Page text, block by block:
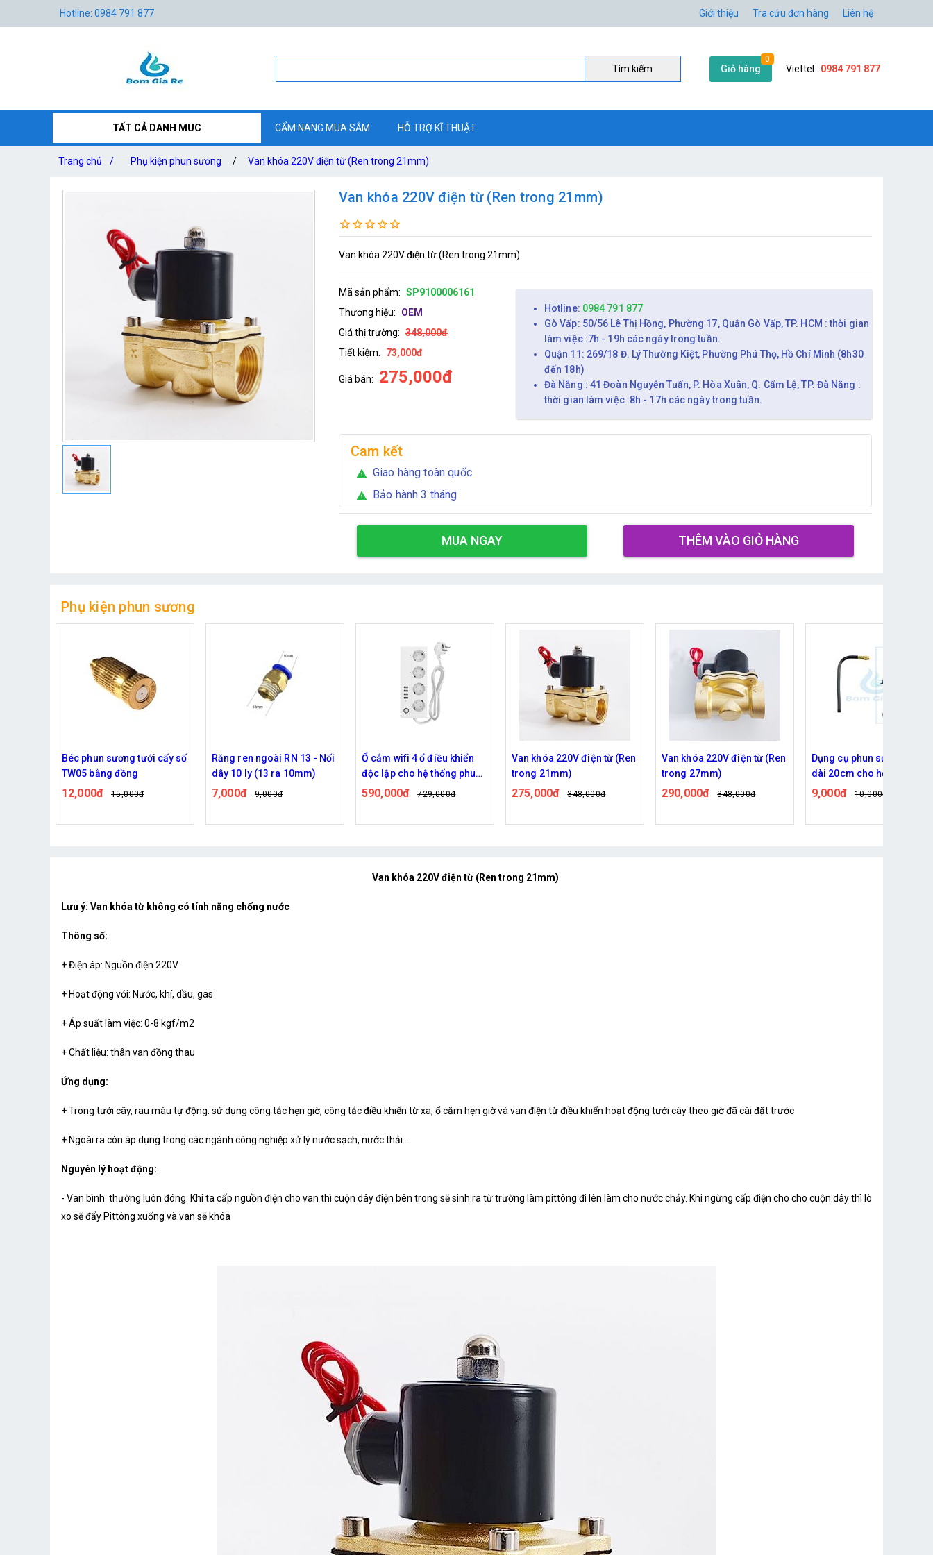
Hotline: 0984 791 877 Giới thiệu Tra cứu đơn hàng Liên hệ
Tìm kiếm Giỏ hàng
0
Viettel : 0984 791 877
TẤT CẢ DANH MUC CẨM NANG MUA SẮM HỖ TRỢ KĨ THUẬT
Trang chủ / Phụ kiện phun sương / Van khóa 220V điện từ (Ren trong 21mm)
Van khóa 220V điện từ (Ren trong 21mm)
Van khóa 220V điện từ (Ren trong 21mm)
Mã sản phẩm: SP9100006161
Thương hiệu:
OEM
Giá thị trường: 348,000đ
Tiết kiệm:
73,000đ
Giá bán: 275,000đ
Hotline: 0984 791 877
Gò Vấp: 50/56 Lê Thị Hồng, Phường 17, Quận Gò Vấp, TP. HCM : thời gian
làm việc :7h - 19h các ngày trong tuần.
Quận 11: 269/18 Đ. Lý Thường Kiệt, Phường Phú Thọ, Hồ Chí Minh (8h30
đến 18h)
Đà Nẵng : 41 Đoàn Nguyễn Tuấn, P. Hòa Xuân, Q. Cẩm Lệ, TP. Đà Nẵng :
thời gian làm việc :8h - 17h các ngày trong tuần.
Cam kết
warning Giao hàng toàn quốc
warning Bảo hành 3 tháng
MUA NGAY THÊM VÀO GIỎ HÀNG
Phụ kiện phun sương
Béc phun sương tưới cấy số
TW05 bằng đồng
12,000đ 15,000đ
Răng ren ngoài RN 13 - Nối
dây 10 ly (13 ra 10mm)
7,000đ 9,000đ
Ổ cắm wifi 4 ổ điều khiển
độc lập cho hệ thống phun
sương
590,000đ 729,000đ
Van khóa 220V điện từ (Ren
trong 21mm)
275,000đ 348,000đ
Van khóa 220V điện từ (Ren
trong 27mm)
290,000đ 348,000đ
Dụng cụ phun sương DIY
dài 20cm cho hệ thống
vườn, làm mát máu tôn,
9,000đ 10,000đ
Van khóa 220V điện từ (Ren trong 21mm)
Lưu ý: Van khóa từ không có tính năng chống nước
Thông số:
+ Điện áp: Nguồn điện 220V
+ Hoạt động với: Nước, khí, dầu, gas
+ Áp suất làm việc: 0-8 kgf/m2
+ Chất liệu: thân van đồng thau
Ứng dụng:
+ Trong tưới cây, rau màu tự động: sử dụng công tắc hẹn giờ, công tắc điều khiển từ xa, ổ cắm hẹn giờ và van điện từ điều khiển hoạt động tưới cây theo giờ đã cài đặt trước
+ Ngoài ra còn áp dụng trong các ngành công nghiệp xử lý nước sạch, nước thải…
Nguyên lý hoạt động:
- Van bình thường luôn đóng. Khi ta cấp nguồn điện cho van thì cuộn dây điện bên trong sẽ sinh ra từ trường làm pittông đi lên làm cho nước chảy. Khi ngừng cấp điện cho cho cuộn dây thì lò
xo sẽ đẩy Pittông xuống và van sẽ khóa